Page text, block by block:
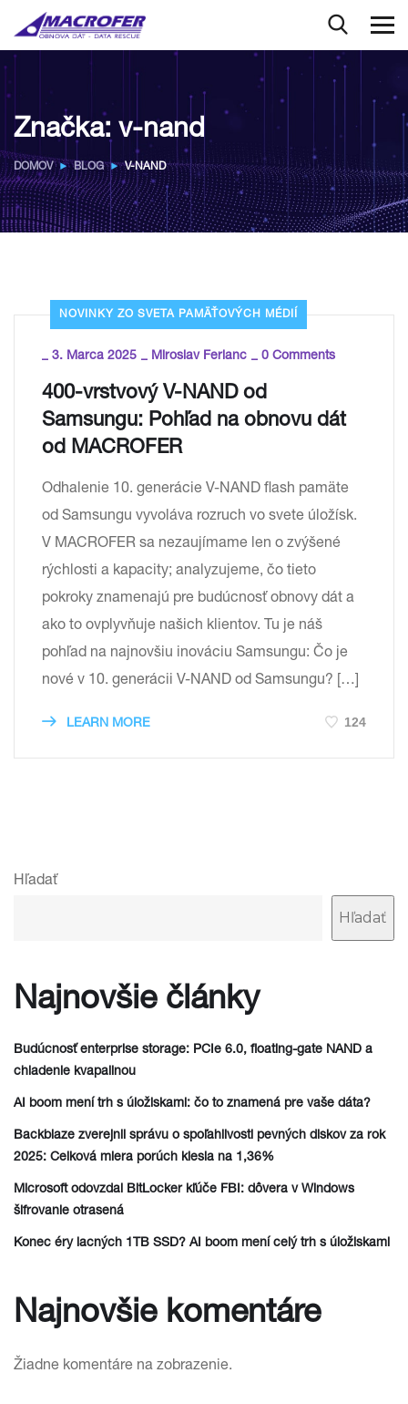
Značka: v-nand
DOMOV BLOG V-NAND
NOVINKY ZO SVETA PAMÄŤOVÝCH MÉDIÍ
_ 3. Marca 2025 _ Miroslav Ferianc _ 0 Comments
400-vrstvový V-NAND od
Samsungu: Pohľad na obnovu dát
od MACROFER
Odhalenie 10. generácie V-NAND flash pamäte
od Samsungu vyvoláva rozruch vo svete úložísk.
V MACROFER sa nezaujímame len o zvýšené
rýchlosti a kapacity; analyzujeme, čo tieto
pokroky znamenajú pre budúcnosť obnovy dát a
ako to ovplyvňuje našich klientov. Tu je náš
pohľad na najnovšiu inováciu Samsungu: Čo je
nové v 10. generácii V-NAND od Samsungu? […]
LEARN MORE 124
Hľadať
Hľadať
Najnovšie články
Budúcnosť enterprise storage: PCIe 6.0, floating-gate NAND a
chladenie kvapalinou
AI boom mení trh s úložiskami: čo to znamená pre vaše dáta?
Backblaze zverejnil správu o spoľahlivosti pevných diskov za rok
2025: Celková miera porúch klesla na 1,36%
Microsoft odovzdal BitLocker kľúče FBI: dôvera v Windows
šifrovanie otrasená
Konec éry lacných 1TB SSD? AI boom mení celý trh s úložiskami
Najnovšie komentáre
Žiadne komentáre na zobrazenie.